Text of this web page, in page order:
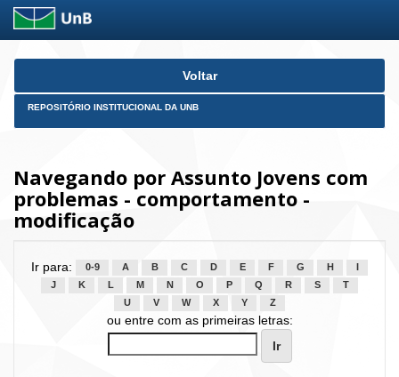
Skip
Voltar
REPOSITÓRIO INSTITUCIONAL DA UNB
Navegando por Assunto Jovens com
problemas - comportamento -
modificação
Ir para: 0-9 A B C D E F G H
J
K L M N O P Q R S
T
U
V W X Y Z
ou entre com as primeiras letras: